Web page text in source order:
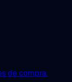
de compra.